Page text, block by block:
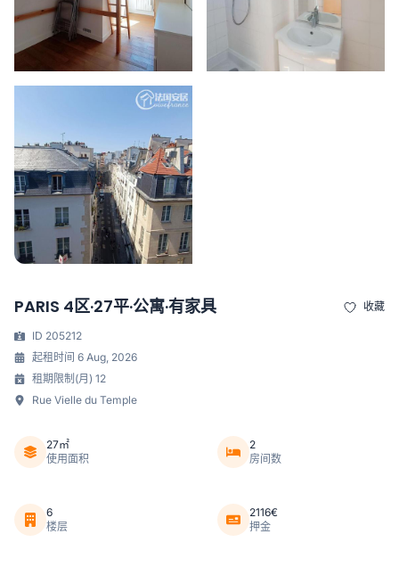
PARIS 4区·27平·公寓·有家具 收藏
ID 205212
起租时间 6 Aug, 2026
租期限制(月) 12
Rue Vielle du Temple
27㎡
使用面积
2
房间数
6
楼层
2116€
押金